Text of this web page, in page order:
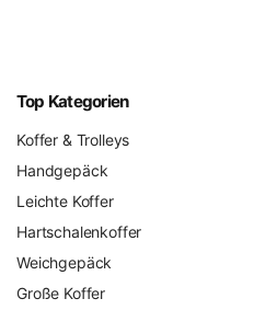
Top Kategorien
Koffer & Trolleys
Handgepäck
Leichte Koffer
Hartschalenkoffer
Weichgepäck
Große Koffer